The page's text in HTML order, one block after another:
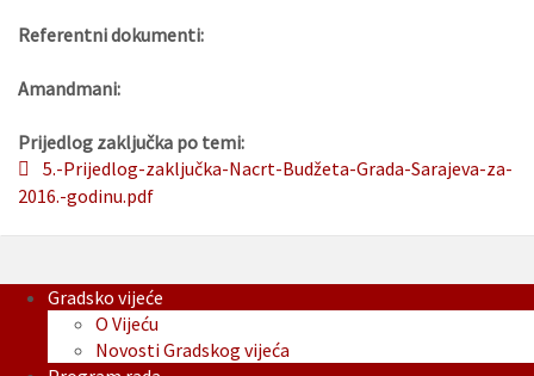
Referentni dokumenti:
Amandmani:
Prijedlog zaključka po temi:
5.-Prijedlog-zaključka-Nacrt-Budžeta-Grada-Sarajeva-za-
2016.-godinu.pdf
Gradsko vijeće
O Vijeću
Novosti Gradskog vijeća